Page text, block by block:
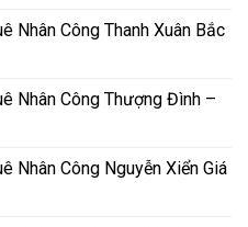
Nhân Công Thanh Xuân Bắc
Nhân Công Thượng Đình –
Nhân Công Nguyễn Xiển Giá